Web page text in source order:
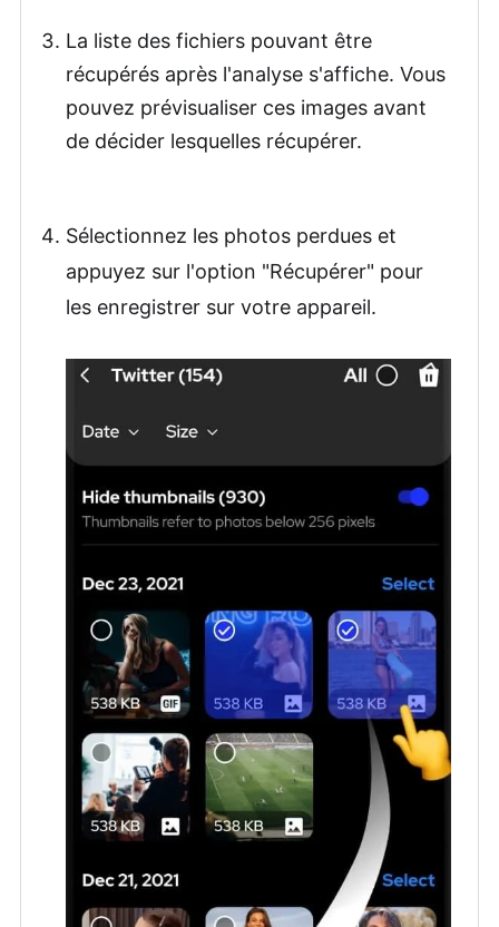
La liste des fichiers pouvant être
récupérés après l'analyse s'affiche. Vous
pouvez prévisualiser ces images avant
de décider lesquelles récupérer.
Sélectionnez les photos perdues et
appuyez sur l'option "Récupérer" pour
les enregistrer sur votre appareil.